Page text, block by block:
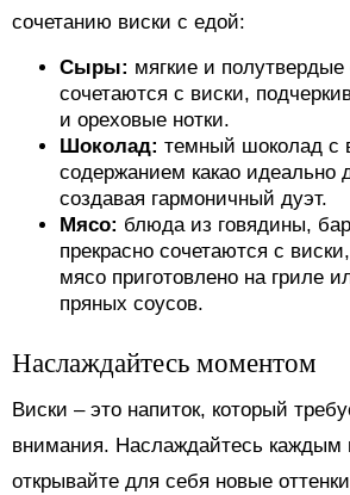
сочетанию виски с едой:
Сыры: мягкие и
сочетаются с виски,
и ореховые нотки.
Шоколад: темный шоколад с
содержанием какао идеально
создавая гармоничный дуэт.
Мясо: блюда из говядины,
прекрасно сочетаются с
мясо приготовлено на гриле
пряных соусов.
Наслаждайтесь моментом
Виски – это напиток, который
внимания. Наслаждайтесь каждым
открывайте для себя новые